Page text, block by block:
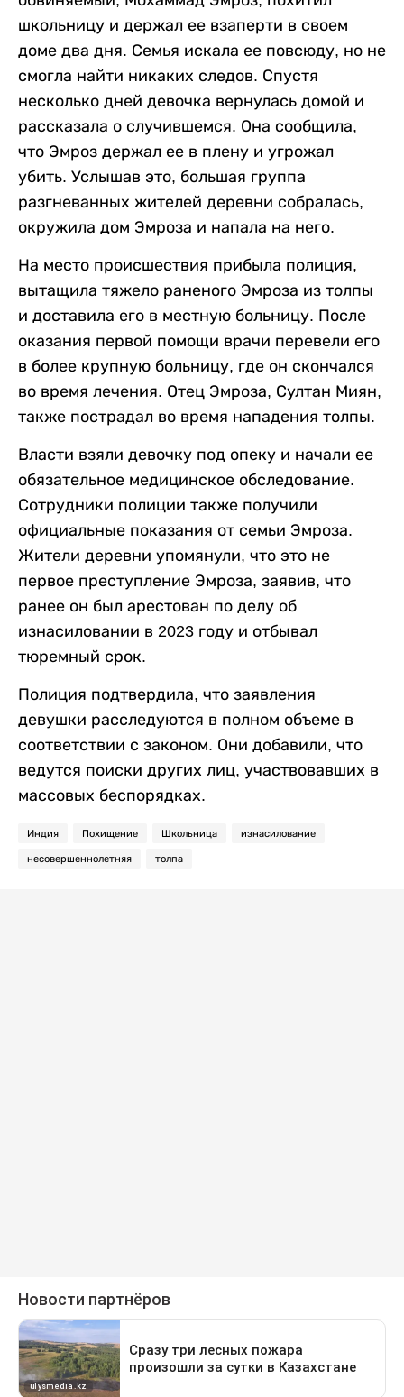
школьницу и держал ее взаперти в своем
доме два дня. Семья искала ее повсюду, но не
смогла найти никаких следов. Спустя
несколько дней девочка вернулась домой и
рассказала о случившемся. Она сообщила,
что Эмроз держал ее в плену и угрожал
убить. Услышав это, большая группа
разгневанных жителей деревни собралась,
окружила дом Эмроза и напала на него.
На место происшествия прибыла полиция,
вытащила тяжело раненого Эмроза из толпы
и доставила его в местную больницу. После
оказания первой помощи врачи перевели его
в более крупную больницу, где он скончался
во время лечения. Отец Эмроза, Султан Миян,
также пострадал во время нападения толпы.
Власти взяли девочку под опеку и начали ее
обязательное медицинское обследование.
Сотрудники полиции также получили
официальные показания от семьи Эмроза.
Жители деревни упомянули, что это не
первое преступление Эмроза, заявив, что
ранее он был арестован по делу об
изнасиловании в 2023 году и отбывал
тюремный срок.
Полиция подтвердила, что заявления
девушки расследуются в полном объеме в
соответствии с законом. Они добавили, что
ведутся поиски других лиц, участвовавших в
массовых беспорядках.
Индия Похищение Школьница изнасилование
несовершеннолетняя толпа